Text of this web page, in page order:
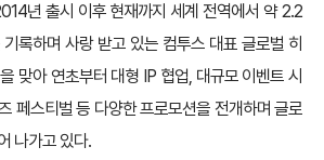
년 출시 이후 현재까지 세계 전역에서 약 2.2
록하며 사랑 받고 있는 컴투스 대표 글로벌 히
맞아 연초부터 대형 IP 협업, 대규모 이벤트 시
페스티벌 등 다양한 프로모션을 전개하며 글로
나가고 있다.